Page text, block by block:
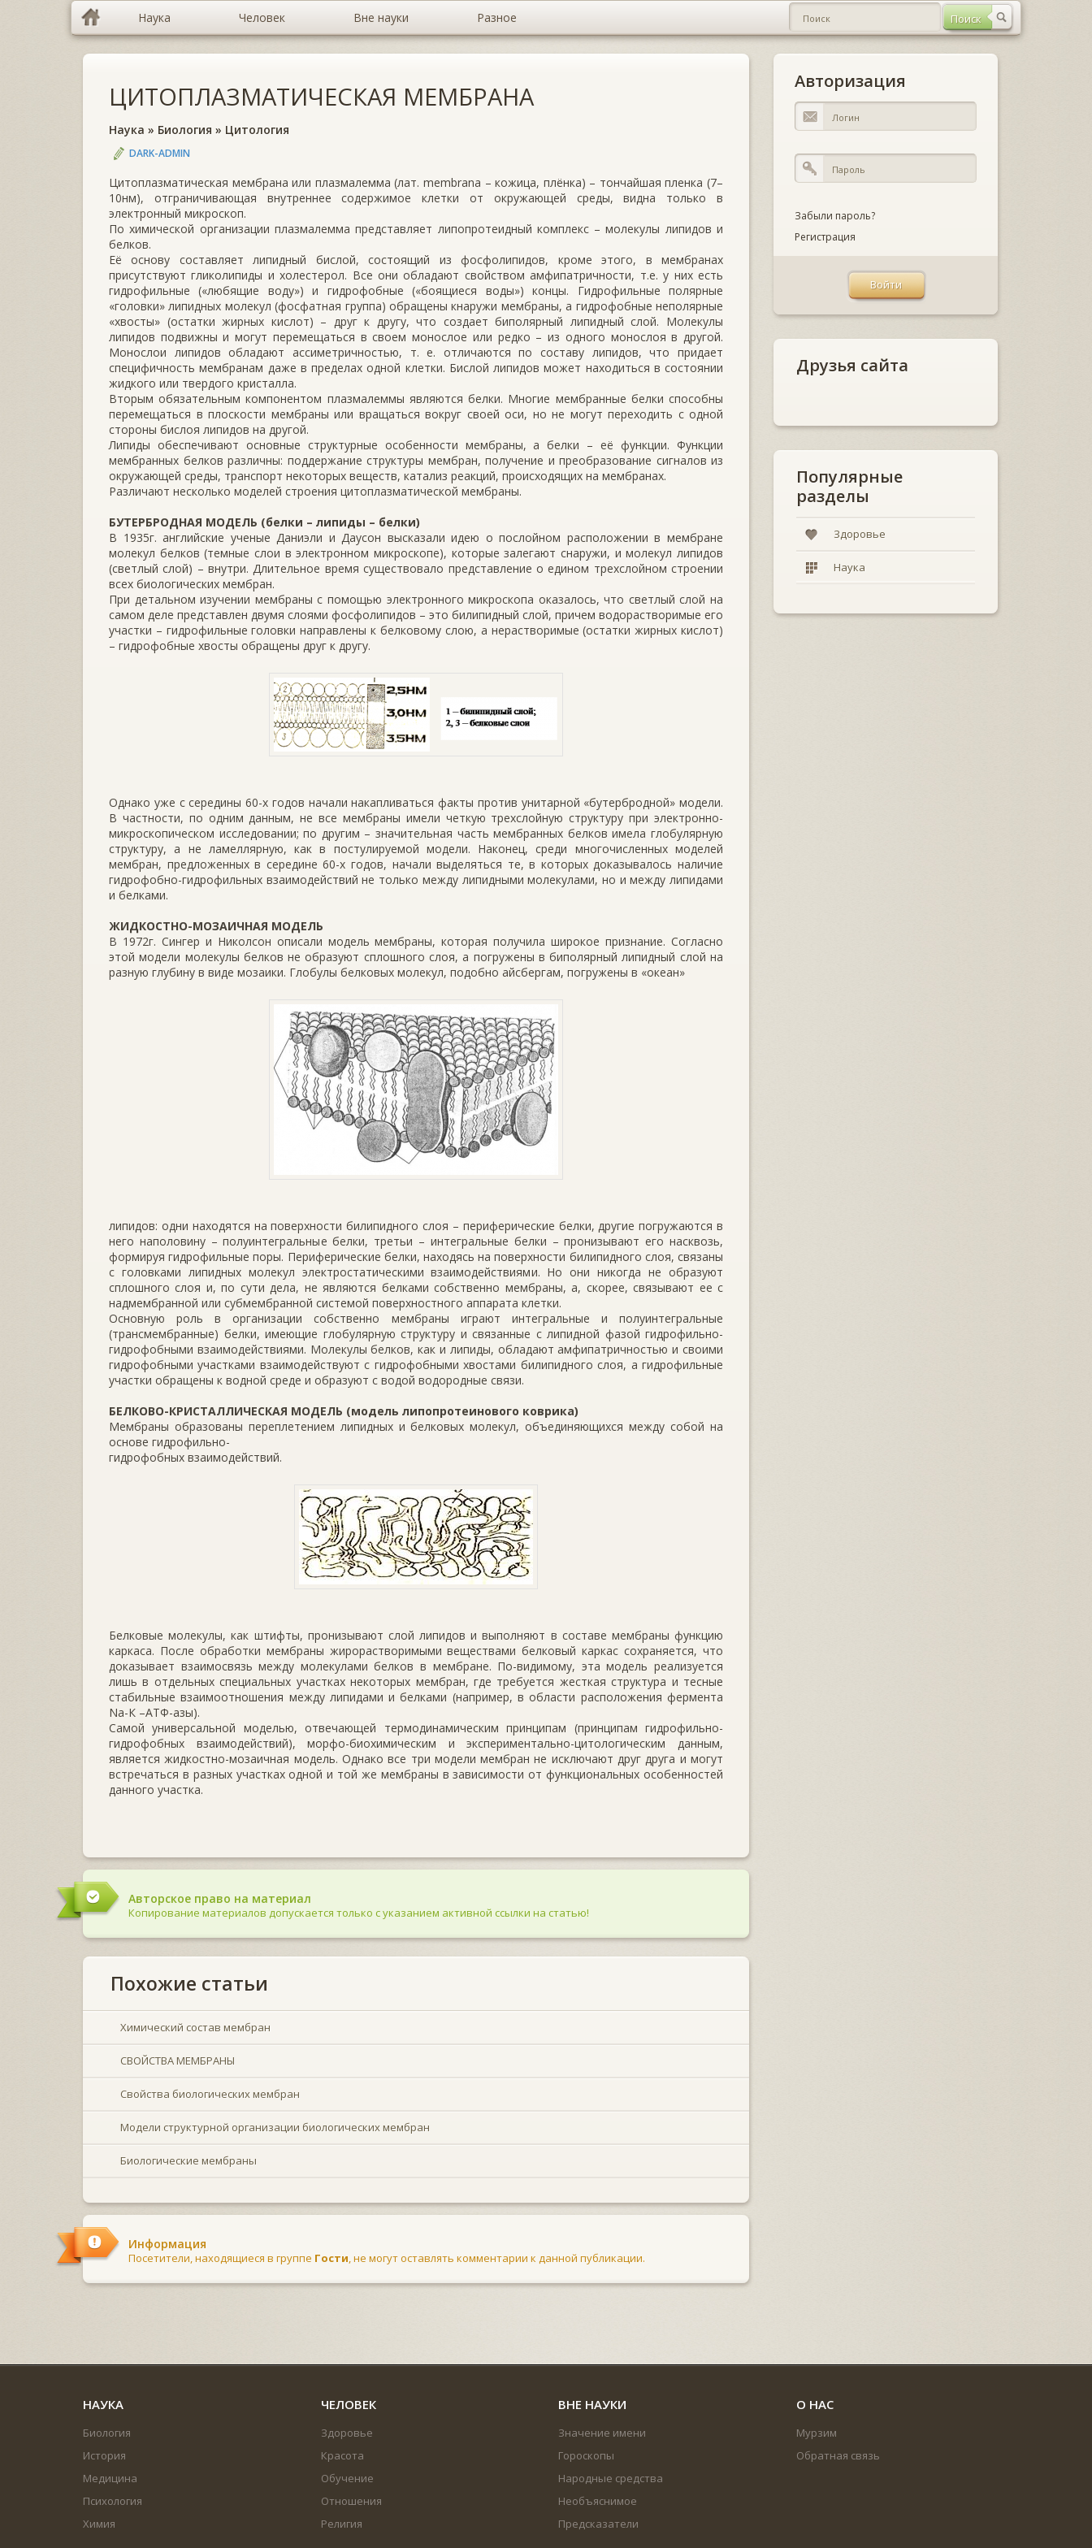
Наука Человек Вне науки Разное
ЦИТОПЛАЗМАТИЧЕСКАЯ МЕМБРАНА
Наука » Биология » Цитология
DARK-ADMIN
Цитоплазматическая мембрана или плазмалемма (лат. membrana – кожица, плёнка) – тончайшая пленка (7–
10нм), отграничивающая внутреннее содержимое клетки от окружающей среды, видна только в
электронный микроскоп.
По химической организации плазмалемма представляет липопротеидный комплекс – молекулы липидов и
белков.
Её основу составляет липидный бислой, состоящий из фосфолипидов, кроме этого, в мембранах
присутствуют гликолипиды и холестерол. Все они обладают свойством амфипатричности, т.е. у них есть
гидрофильные («любящие воду») и гидрофобные («боящиеся воды») концы. Гидрофильные полярные
«головки» липидных молекул (фосфатная группа) обращены кнаружи мембраны, а гидрофобные неполярные
«хвосты» (остатки жирных кислот) – друг к другу, что создает биполярный липидный слой. Молекулы
липидов подвижны и могут перемещаться в своем монослое или редко – из одного монослоя в другой.
Монослои липидов обладают ассиметричностью, т. е. отличаются по составу липидов, что придает
специфичность мембранам даже в пределах одной клетки. Бислой липидов может находиться в состоянии
жидкого или твердого кристалла.
Вторым обязательным компонентом плазмалеммы являются белки. Многие мембранные белки способны
перемещаться в плоскости мембраны или вращаться вокруг своей оси, но не могут переходить с одной
стороны бислоя липидов на другой.
Липиды обеспечивают основные структурные особенности мембраны, а белки – её функции. Функции
мембранных белков различны: поддержание структуры мембран, получение и преобразование сигналов из
окружающей среды, транспорт некоторых веществ, катализ реакций, происходящих на мембранах.
Различают несколько моделей строения цитоплазматической мембраны.
БУТЕРБРОДНАЯ МОДЕЛЬ (белки – липиды – белки)
В 1935г. английские ученые Даниэли и Даусон высказали идею о послойном расположении в мембране
молекул белков (темные слои в электронном микроскопе), которые залегают снаружи, и молекул липидов
(светлый слой) – внутри. Длительное время существовало представление о едином трехслойном строении
всех биологических мембран.
При детальном изучении мембраны с помощью электронного микроскопа оказалось, что светлый слой на
самом деле представлен двумя слоями фосфолипидов – это билипидный слой, причем водорастворимые его
участки – гидрофильные головки направлены к белковому слою, а нерастворимые (остатки жирных кислот)
– гидрофобные хвосты обращены друг к другу.
Однако уже с середины 60-х годов начали накапливаться факты против унитарной «бутербродной» модели.
В частности, по одним данным, не все мембраны имели четкую трехслойную структуру при электронно-
микроскопическом исследовании; по другим – значительная часть мембранных белков имела глобулярную
структуру, а не ламеллярную, как в постулируемой модели. Наконец, среди многочисленных моделей
мембран, предложенных в середине 60-х годов, начали выделяться те, в которых доказывалось наличие
гидрофобно-гидрофильных взаимодействий не только между липидными молекулами, но и между липидами
и белками.
ЖИДКОСТНО-МОЗАИЧНАЯ МОДЕЛЬ
В 1972г. Сингер и Николсон описали модель мембраны, которая получила широкое признание. Согласно
этой модели молекулы белков не образуют сплошного слоя, а погружены в биполярный липидный слой на
разную глубину в виде мозаики. Глобулы белковых молекул, подобно айсбергам, погружены в «океан»
липидов: одни находятся на поверхности билипидного слоя – периферические белки, другие погружаются в
него наполовину – полуинтегральные белки, третьи – интегральные белки – пронизывают его насквозь,
формируя гидрофильные поры. Периферические белки, находясь на поверхности билипидного слоя, связаны
с головками липидных молекул электростатическими взаимодействиями. Но они никогда не образуют
сплошного слоя и, по сути дела, не являются белками собственно мембраны, а, скорее, связывают ее с
надмембранной или субмембранной системой поверхностного аппарата клетки.
Основную роль в организации собственно мембраны играют интегральные и полуинтегральные
(трансмембранные) белки, имеющие глобулярную структуру и связанные с липидной фазой гидрофильно-
гидрофобными взаимодействиями. Молекулы белков, как и липиды, обладают амфипатричностью и своими
гидрофобными участками взаимодействуют с гидрофобными хвостами билипидного слоя, а гидрофильные
участки обращены к водной среде и образуют с водой водородные связи.
БЕЛКОВО-КРИСТАЛЛИЧЕСКАЯ МОДЕЛЬ (модель липопротеинового коврика)
Мембраны образованы переплетением липидных и белковых молекул, объединяющихся между собой на
основе гидрофильно-
гидрофобных взаимодействий.
Белковые молекулы, как штифты, пронизывают слой липидов и выполняют в составе мембраны функцию
каркаса. После обработки мембраны жирорастворимыми веществами белковый каркас сохраняется, что
доказывает взаимосвязь между молекулами белков в мембране. По-видимому, эта модель реализуется
лишь в отдельных специальных участках некоторых мембран, где требуется жесткая структура и тесные
стабильные взаимоотношения между липидами и белками (например, в области расположения фермента
Na-К –АТФ-азы).
Самой универсальной моделью, отвечающей термодинамическим принципам (принципам гидрофильно-
гидрофобных взаимодействий), морфо-биохимическим и экспериментально-цитологическим данным,
является жидкостно-мозаичная модель. Однако все три модели мембран не исключают друг друга и могут
встречаться в разных участках одной и той же мембраны в зависимости от функциональных особенностей
данного участка.
Авторское право на материал
Копирование материалов допускается только с указанием активной ссылки на статью!
Похожие статьи
Химический состав мембран
СВОЙСТВА МЕМБРАНЫ
Свойства биологических мембран
Модели структурной организации биологических мембран
Биологические мембраны
Информация
Посетители, находящиеся в группе Гости, не могут оставлять комментарии к данной публикации.
Авторизация
Забыли пароль?
Регистрация
Друзья сайта
Популярные
разделы
Здоровье
Наука
НАУКА
Биология
История
Медицина
Психология
Химия
ЧЕЛОВЕК
Здоровье
Красота
Обучение
Отношения
Религия
ВНЕ НАУКИ
Значение имени
Гороскопы
Народные средства
Необъяснимое
Предсказатели
О НАС
Мурзим
Обратная связь